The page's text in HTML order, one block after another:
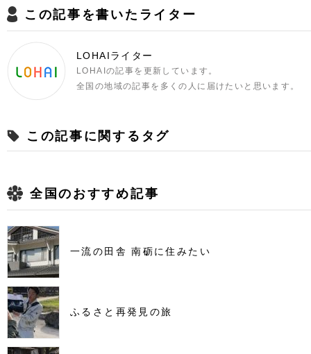
この記事を書いたライター
LOHAIライター
LOHAIの記事を更新しています。
全国の地域の記事を多くの人に届けたいと思います。
この記事に関するタグ
全国のおすすめ記事
一流の田舎 南砺に住みたい
ふるさと再発見の旅